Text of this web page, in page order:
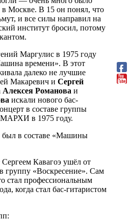
Москве. В 15 он понял, что
и все силы направил на
институт бросил, потому
Маргулис в 1975 году
времени». В этот
далеко не лучшие
Макаревич и Сергей
Алексея Романова и
искали нового бас-
в составе группы
МАРХИ в 1975 году.
в составе «Машины
Кавагоэ ушёл от
группу «Воскресение». Сам
стал профессиональным
когда стал бас-гитаристом